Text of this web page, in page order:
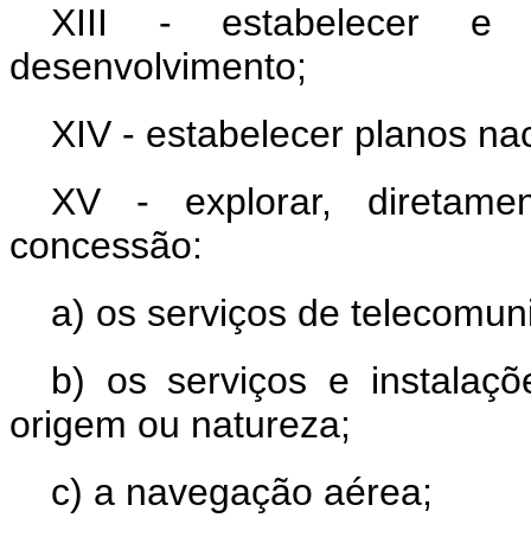
XIII - estabelecer e
desenvolvimento;
XIV - estabelecer planos
XV - explorar,
concessão:
a) os serviços de
b) os serviços e
origem ou natureza;
c) a navegação aérea;